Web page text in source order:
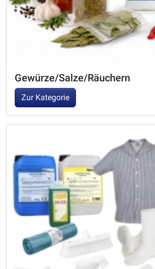
Gewürze/Salze/Räuchern
Zur Kategorie